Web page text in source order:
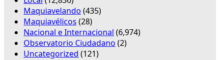
Maquiavelando (435)
Maquiavélicos (28)
Nacional e Internacional (6,974)
Observatorio Ciudadano (2)
Uncategorized (121)